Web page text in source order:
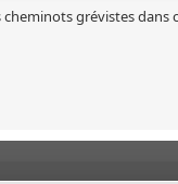
grévistes dans